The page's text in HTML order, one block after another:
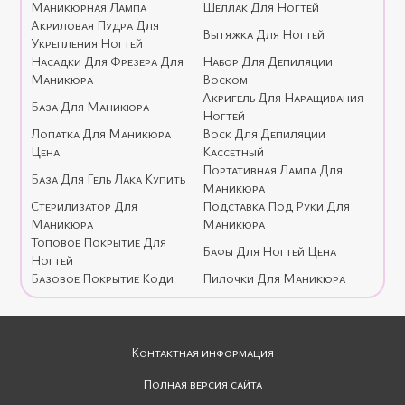
Как игель-лак Moon Full
европейских брендов гель-лаков. Наносить гель-лаки Milano и
создавать с их помощью рисунки на ногтях с удовольствием
учатся новички. Ведь только при использовании материалов
высокого качества получается действительно безупречный
маникюр, мотивирующий к дальнейшему развитию и
совершенствованию своих навыков.
Гель-лаки для ногтей Milano используют профессиональные
мастерицы нейл-арта для создания собственных неповторимых
шедевров на ногтях. Дизайны с использованием гель-лаков
Милано занимают первые места в бьюти-конкурсах по всему
миру.
Особенности и преимущества гель-лаков Milano
Маникюрная Лампа
Шеллак Для Ногтей
Акриловая Пудра Для
Укрепления Ногтей
Вытяжка Для Ногтей
Насадки Для Фрезера Для
Маникюра
Набор Для Депиляции
Воском
База Для Маникюра
Акригель Для Наращивания
Ногтей
Лопатка Для Маникюра
Цена
Воск Для Депиляции
Кассетный
База Для Гель Лака Купить
Портативная Лампа Для
Маникюра
Стерилизатор Для
Маникюра
Подставка Под Руки Для
Маникюра
Топовое Покрытие Для
Ногтей
Бафы Для Ногтей Цена
Базовое Покрытие Коди
Пилочки Для Маникюра
Контактная информация
Полная версия сайта